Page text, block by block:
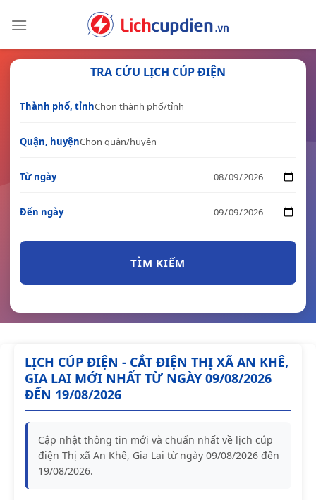
TRA CỨU LỊCH CÚP ĐIỆN
Thành phố, tỉnh
Quận, huyện
Từ ngày
Đến ngày
TÌM KIẾM
LỊCH CÚP ĐIỆN - CẮT ĐIỆN THỊ XÃ AN KHÊ,
GIA LAI MỚI NHẤT TỪ NGÀY 09/08/2026
ĐẾN 19/08/2026
Cập nhật thông tin mới và chuẩn nhất về lịch cúp
điện Thị xã An Khê, Gia Lai từ ngày 09/08/2026 đến
19/08/2026.